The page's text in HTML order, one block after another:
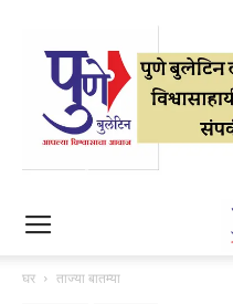
घर ताज्या बातम्या